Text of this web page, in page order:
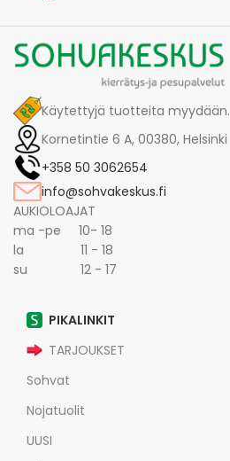
Käytettyjä tuotteita myydään.
Kornetintie 6 A, 00380, Helsinki
+358 50 3062654
info@sohvakeskus.fi
AUKIOLOAJAT
ma -pe 10- 18
la 11 - 18
su 12 - 17
PIKALINKIT
TARJOUKSET
Sohvat
Nojatuolit
UUSI